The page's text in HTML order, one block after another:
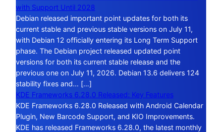
with Support Until 2028
Debian released important point updates for both its
current stable and previous stable versions on July 11,
with Debian 12 officially entering its Long Term Support
phase. The Debian project released updated point
versions for both its current stable release and the
previous one on July 11, 2026. Debian 13.6 delivers 124
stability fixes and… […]
KDE Frameworks 6.28.0 Released: Key Features
KDE Frameworks 6.28.0 Released with Android Calendar
Plugin, New Barcode Support, and KIO Improvements.
KDE has released Frameworks 6.28.0, the latest monthly